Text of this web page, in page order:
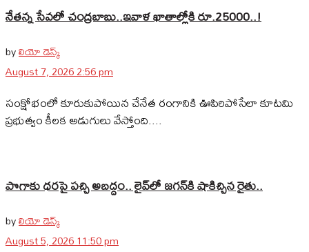
నేతన్న సేవలో చంద్రబాబు..ఇవాళ ఖాతాల్లోకి రూ.25000..!
byలియో డెస్క్
August 7, 2026 2:56 pm
సంక్షోభంలో కూరుకుపోయిన చేనేత రంగానికి ఊపిరిపోసేలా కూటమి
ప్రభుత్వం కీలక అడుగులు వేస్తోంది....
పొగాకు ధరపై పచ్చి అబద్దం.. లైవ్‌లో జగన్‌కి షాకిచ్చిన రైతు..
byలియో డెస్క్
August 5, 2026 11:50 pm